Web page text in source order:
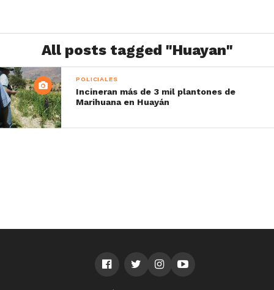
All posts tagged "Huayan"
POLICIALES
Incineran más de 3 mil plantones de
Marihuana en Huayán